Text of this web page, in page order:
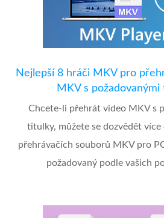
Nejlepší 8 hráči MKV pro
MKV s
Chcete-li přehrát video MKV s
titulky, můžete se dozvědět více
přehrávačích souborů MKV pro
požadovaný podle vašich